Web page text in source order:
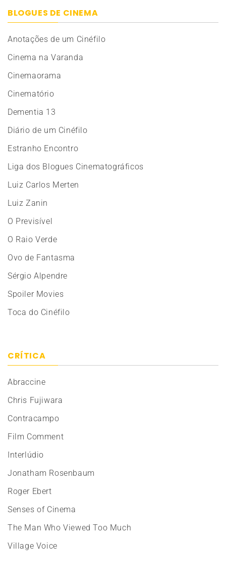
BLOGUES DE CINEMA
Anotações de um Cinéfilo
Cinema na Varanda
Cinemaorama
Cinematório
Dementia 13
Diário de um Cinéfilo
Estranho Encontro
Liga dos Blogues Cinematográficos
Luiz Carlos Merten
Luiz Zanin
O Previsível
O Raio Verde
Ovo de Fantasma
Sérgio Alpendre
Spoiler Movies
Toca do Cinéfilo
CRÍTICA
Abraccine
Chris Fujiwara
Contracampo
Film Comment
Interlúdio
Jonatham Rosenbaum
Roger Ebert
Senses of Cinema
The Man Who Viewed Too Much
Village Voice